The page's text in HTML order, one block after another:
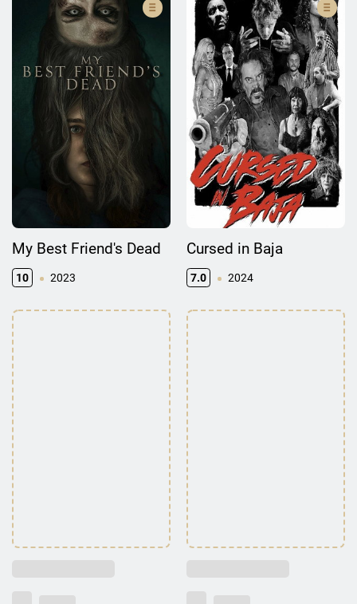
My Best Friend's Dead
10 2023
Cursed in Baja
7.0 2024